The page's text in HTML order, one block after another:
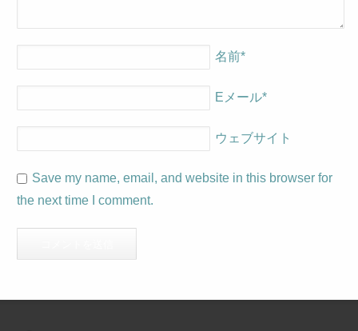
名前*
Eメール*
ウェブサイト
Save my name, email, and website in this browser for
the next time I comment.